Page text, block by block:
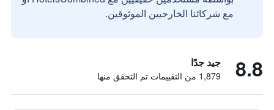
مع شركائنا الخارجيين الموثوقين.
8.8 جيد جدًا
1,879 من التقييمات تم التحقق منها